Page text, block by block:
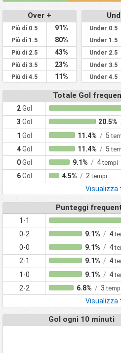
Over +
Più di 0.5 91%
Più di 1.5 80%
Più di 2.5 43%
Più di 3.5 23%
Più di 4.5 11%
Under 0.5
Under 1.5
Under 2.5
Under 3.5
Under 4.5
Totale Gol
2Gol
3 Gol 20.5%
1 Gol 11.4% / 5
4Gol 11.4% / 5
0Gol 9.1% / 4tempi
6Gol 4.5% / 2tempi
Visualizza
Punteggi
1-1
0-2 9.1% / 4
0-0 9.1% / 4
2-1 9.1% / 4
1-0 9.1% / 4
2-2 6.8% / 3tempi
Visualizza
Gol ogni 10 minuti